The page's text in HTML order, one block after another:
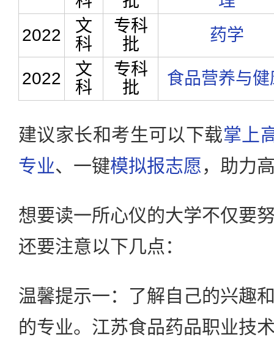
2022
文
科
专科
批
药学
2022
文
科
专科
批
食品营养与健
建议家长和考生可以下载掌上
专业、一键模拟报志愿 ，助力
想要读一所心仪的大学不仅要
还要注意以下几点：
温馨提示一：了解自己的兴趣
的专业。江苏食品药品职业技